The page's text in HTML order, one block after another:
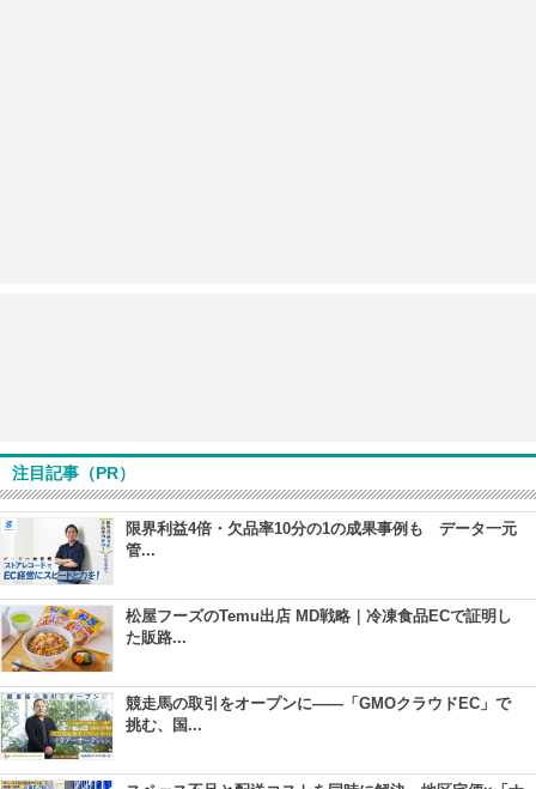
注目記事（PR）
限界利益4倍・欠品率10分の1の成果事例も データ一元
管...
松屋フーズのTemu出店 MD戦略｜冷凍食品ECで証明し
た販路...
競走馬の取引をオープンに――「GMOクラウドEC」で
挑む、国...